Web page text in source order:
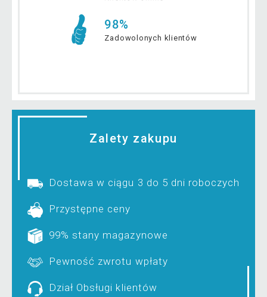
98%
Zadowolonych klientów
Zalety zakupu
Dostawa w ciągu 3 do 5 dni roboczych
Przystępne ceny
99% stany magazynowe
Pewność zwrotu wpłaty
Dział Obsługi klientów